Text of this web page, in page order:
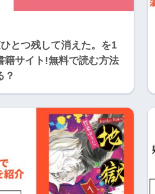
とつ残して消えた。を1
籍サイト!無料で読む方法
？